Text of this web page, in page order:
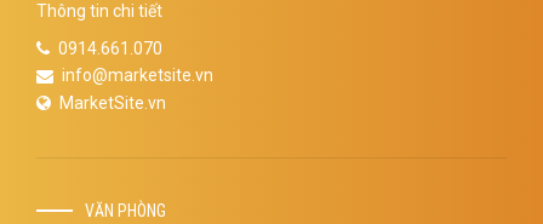
Thông tin chi tiết
0914.661.070
info@marketsite.vn
MarketSite.vn
VĂN PHÒNG